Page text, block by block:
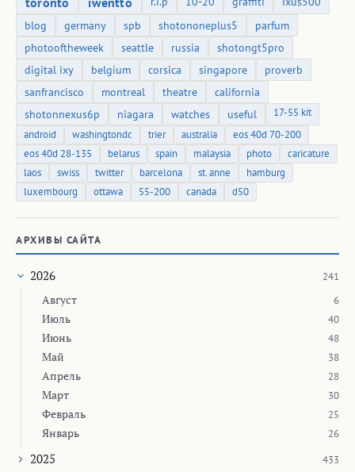
blog
germany spb shotononeplus5
parfum
photooftheweek
seattle russia
shotongt5pro
digital ixy
belgium corsica singapore
proverb
sanfrancisco
montreal theatre
california
shotonnexus6p
niagara watches useful
17-55 kit
android
washingtondc trier australia
eos 40d 70-200
eos 40d 28-135
belarus spain malaysia photo
caricature
laos
swiss twitter barcelona st. anne
hamburg
luxembourg
ottawa 55-200 canada d50
АРХИВЫ САЙТА
2026 241
Август 6
Июль 40
Июнь 48
Май 38
Апрель 28
Март 30
Февраль 25
Январь 26
2025 433